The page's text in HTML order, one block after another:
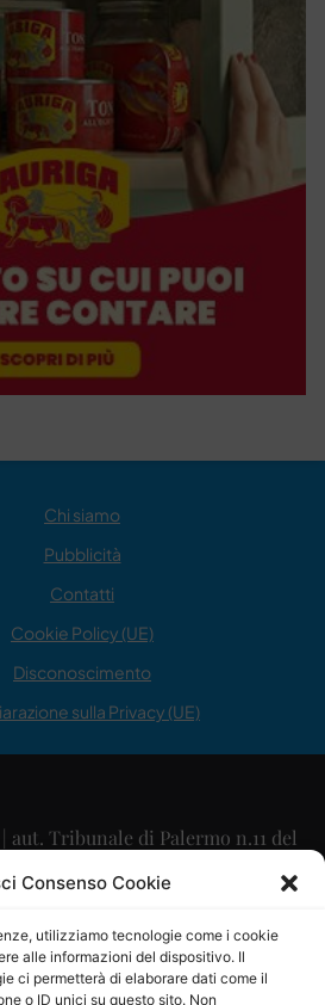
Consenso Cookie
utilizziamo tecnologie come i cookie
alle informazioni del dispositivo. Il
ci permetterà di elaborare dati come il
o ID unici su questo sito. Non
Chi siamo
Pubblicità
Contatti
Cookie Policy (UE)
Disconoscimento
sulla Privacy (UE)
Tribunale di Palermo n.11 del
29/09/2015
Maurizio Scaglione